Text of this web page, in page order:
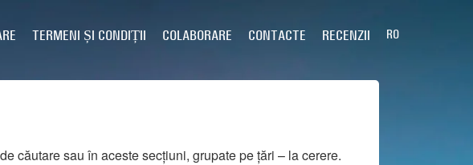
TERMENI ȘI CONDIȚII COLABORARE CONTACTE RECENZII RO
căutare sau în aceste secțiuni, grupate pe țări – la cerere.